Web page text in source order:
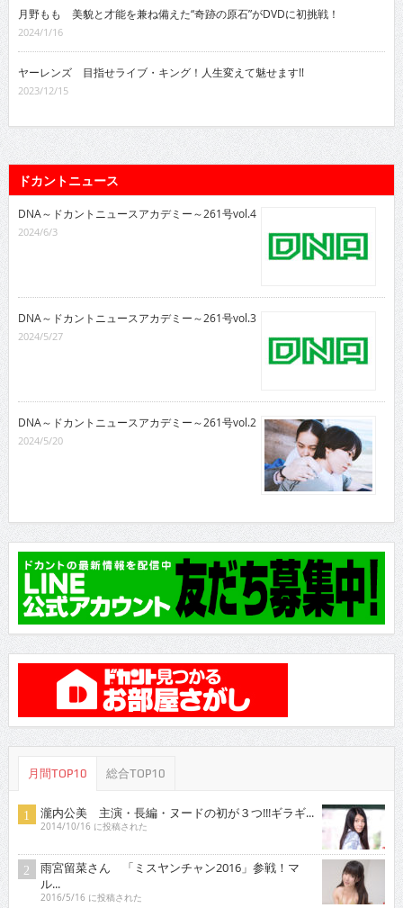
月野もも 美貌と才能を兼ね備えた“奇跡の原石”がDVDに初挑戦！
2024/1/16
ヤーレンズ 目指せライブ・キング！人生変えて魅せます!!
2023/12/15
ドカントニュース
DNA～ドカントニュースアカデミー～261号vol.4
2024/6/3
DNA～ドカントニュースアカデミー～261号vol.3
2024/5/27
DNA～ドカントニュースアカデミー～261号vol.2
2024/5/20
月間TOP10 総合TOP10
瀧内公美 主演・長編・ヌードの初が３つ!!!ギラギ...
2014/10/16 に投稿された
雨宮留菜さん 「ミスヤンチャン2016」参戦！マ
ル...
2016/5/16 に投稿された